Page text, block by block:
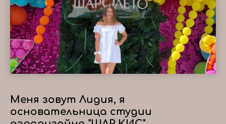
Меня зовут Лидия, я
основательница студии